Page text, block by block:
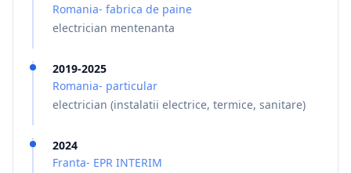
Romania- fabrica de paine
electrician mentenanta
2019-2025
Romania- particular
electrician (instalatii electrice, termice, sanitare)
2024
Franta- EPR INTERIM